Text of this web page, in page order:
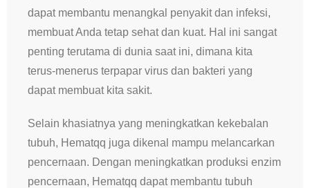
dapat membantu menangkal penyakit dan infeksi,
membuat Anda tetap sehat dan kuat. Hal ini sangat
penting terutama di dunia saat ini, dimana kita
terus-menerus terpapar virus dan bakteri yang
dapat membuat kita sakit.
Selain khasiatnya yang meningkatkan kekebalan
tubuh, Hematqq juga dikenal mampu melancarkan
pencernaan. Dengan meningkatkan produksi enzim
pencernaan, Hematqq dapat membantu tubuh